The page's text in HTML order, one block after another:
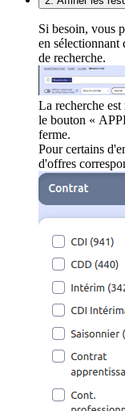
Si besoin, vous
en sélectionnant
de recherche.
La recherche
le bouton «
ferme.
Pour certains
d'offres